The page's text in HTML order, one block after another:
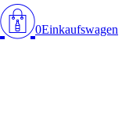
0Einkaufswagen